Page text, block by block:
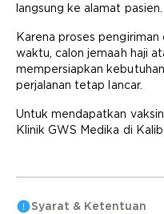
langsung ke alamat pasien.
Karena proses
waktu, calon jemaah haji
mempersiapkan
perjalanan tetap lancar.
Untuk mendapatkan
Klinik GWS Medika di
Syarat & Ketentuan